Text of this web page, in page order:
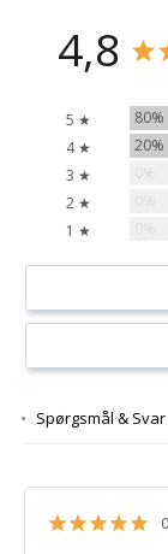
4,8
5 ★ 80%
4 ★
20%
3 ★
2 ★
1 ★
Spørgsmål & Svar